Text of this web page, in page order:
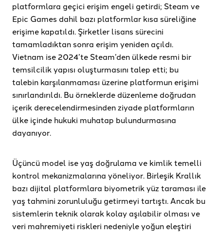
platformlara geçici erişim engeli getirdi; Steam ve
Epic Games dahil bazı platformlar kısa süreliğine
erişime kapatıldı. Şirketler lisans sürecini
tamamladıktan sonra erişim yeniden açıldı.
Vietnam ise 2024’te Steam’den ülkede resmi bir
temsilcilik yapısı oluşturmasını talep etti; bu
talebin karşılanmaması üzerine platformun erişimi
sınırlandırıldı. Bu örneklerde düzenleme doğrudan
içerik derecelendirmesinden ziyade platformların
ülke içinde hukuki muhatap bulundurmasına
dayanıyor.
Üçüncü model ise yaş doğrulama ve kimlik temelli
kontrol mekanizmalarına yöneliyor. Birleşik Krallık
bazı dijital platformlara biyometrik yüz taraması ile
yaş tahmini zorunluluğu getirmeyi tartıştı. Ancak bu
sistemlerin teknik olarak kolay aşılabilir olması ve
veri mahremiyeti riskleri nedeniyle yoğun eleştiri